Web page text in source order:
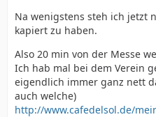
Na wenigstens steh ich jetzt
kapiert zu haben.
Also 20 min von der Messe
Ich hab mal bei dem Verein
eigendlich immer ganz nett
auch welche)
http://www.cafedelsol.de/